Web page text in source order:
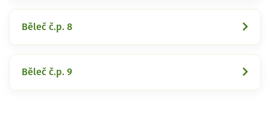
Běleč č.p. 8
Běleč č.p. 9